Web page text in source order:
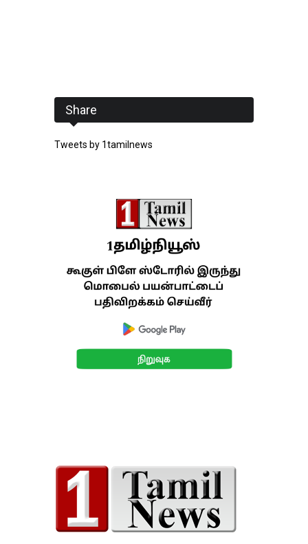
Share
Tweets by 1tamilnews